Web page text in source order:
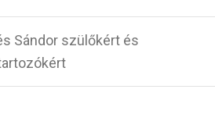
Sándor szülőkért és